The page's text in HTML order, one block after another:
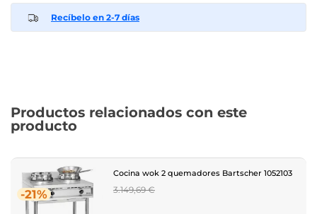
Recíbelo en 2-7 días
Productos relacionados con este
producto
-21%
Cocina wok 2 quemadores Bartscher 1052103
Regular
3.149,69 €